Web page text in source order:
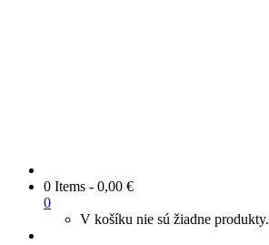
0 Items - 0,00 €
0
V košíku nie sú žiadne produkty.